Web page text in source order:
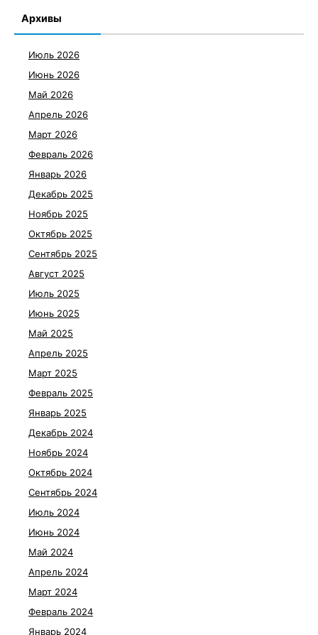
Архивы
Июль 2026
Июнь 2026
Май 2026
Апрель 2026
Март 2026
Февраль 2026
Январь 2026
Декабрь 2025
Ноябрь 2025
Октябрь 2025
Сентябрь 2025
Август 2025
Июль 2025
Июнь 2025
Май 2025
Апрель 2025
Март 2025
Февраль 2025
Январь 2025
Декабрь 2024
Ноябрь 2024
Октябрь 2024
Сентябрь 2024
Июль 2024
Июнь 2024
Май 2024
Апрель 2024
Март 2024
Февраль 2024
Январь 2024